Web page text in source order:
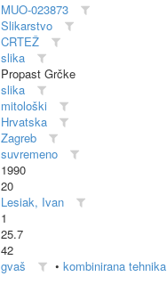
MUO-023873
Slikarstvo
CRTEŽ
slika
Propast Grčke
slika
mitološki
Hrvatska
Zagreb
suvremeno
1990
20
Lesiak, Ivan
1
25.7
42
gvaš • kombinirana tehnika